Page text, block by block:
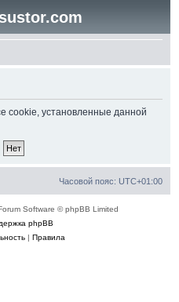
cookie, установленные данной
Часовой пояс: UTC+01:00
Software © phpBB Limited
phpBB
| Правила